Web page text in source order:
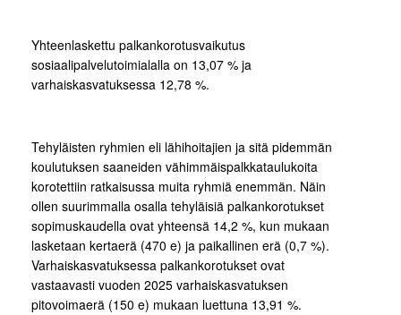
Yhteenlaskettu palkankorotusvaikutus
sosiaalipalvelutoimialalla on 13,07 % ja
varhaiskasvatuksessa 12,78 %.
Tehyläisten ryhmien eli lähihoitajien ja sitä pidemmän
koulutuksen saaneiden vähimmäispalkkataulukoita
korotettiin ratkaisussa muita ryhmiä enemmän. Näin
ollen suurimmalla osalla tehyläisiä palkankorotukset
sopimuskaudella ovat yhteensä 14,2 %, kun mukaan
lasketaan kertaerä (470 e) ja paikallinen erä (0,7 %).
Varhaiskasvatuksessa palkankorotukset ovat
vastaavasti vuoden 2025 varhaiskasvatuksen
pitovoimaerä (150 e) mukaan luettuna 13,91 %.